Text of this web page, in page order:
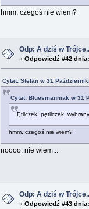
hmm, czegoś nie wiem?
Odp: A dziś w
«Odpowiedź #42 dnia:
Cytat: Stefan w 31
Cytat: Bluesmanniak w 31
Ętliczek, pętliczek,
hmm, czegoś nie wiem?
noooo, nie wiem...
Odp: A dziś w
«Odpowiedź #43 dnia: